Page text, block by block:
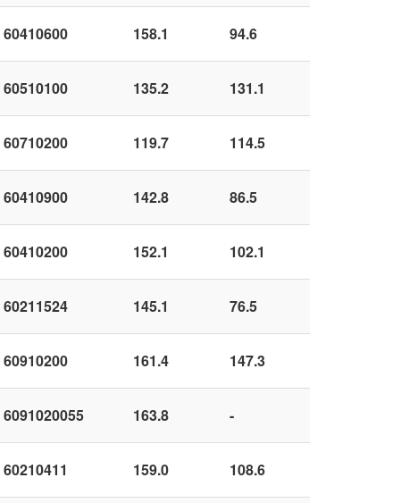
60410600 158.1 94.6
60510100 135.2 131.1
60710200 119.7 114.5
60410900 142.8 86.5
60410200 152.1 102.1
60211524 145.1 76.5
60910200 161.4 147.3
6091020055 163.8 -
60210411 159.0 108.6